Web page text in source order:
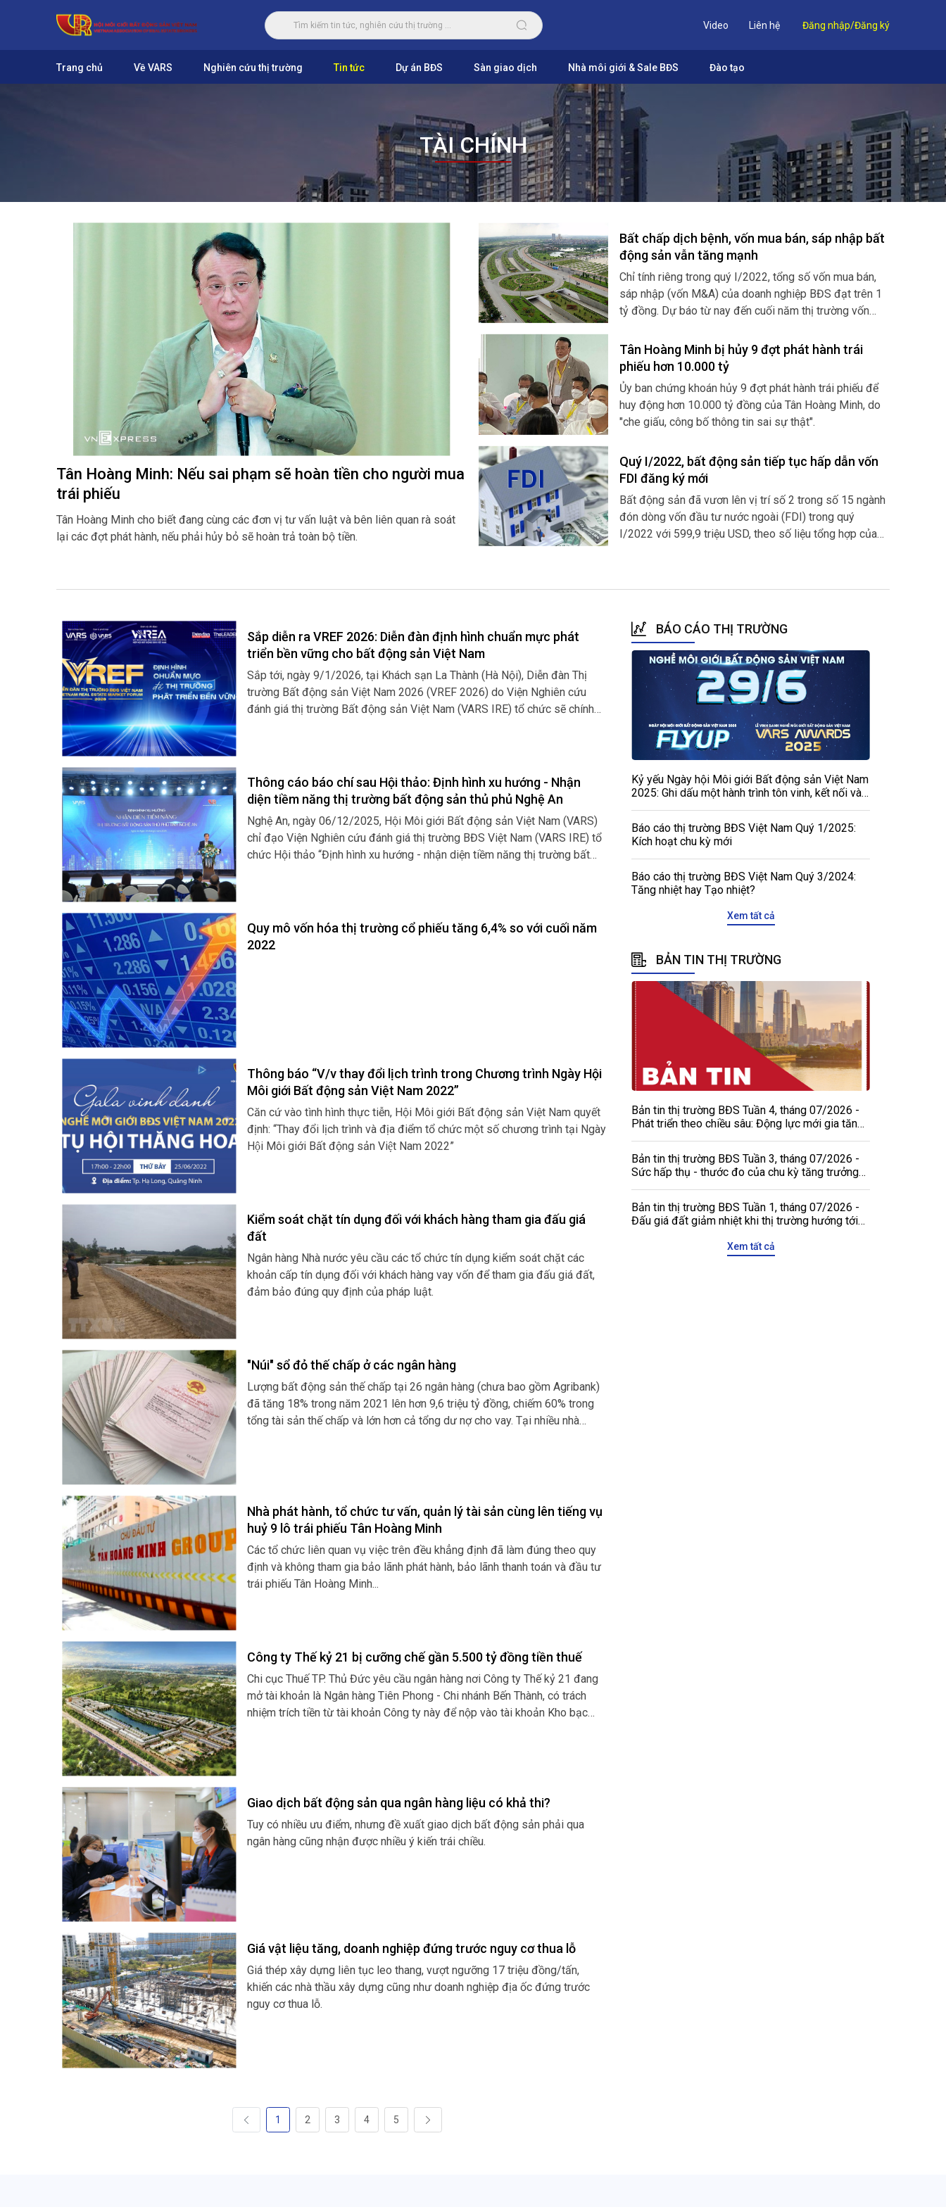
Đăng nhập/Đăng ký
Video Liên hệ
Trang chủ Về VARS Nghiên cứu thị trường Tin tức Dự án BĐS Sàn giao dịch Nhà môi giới & Sale BĐS Đào tạo
TÀI CHÍNH
Tân Hoàng Minh: Nếu sai phạm sẽ hoàn tiền cho người mua
trái phiếu
Tân Hoàng Minh cho biết đang cùng các đơn vị tư vấn luật và bên liên quan rà soát
lại các đợt phát hành, nếu phải hủy bỏ sẽ hoàn trả toàn bộ tiền.
Bất chấp dịch bệnh, vốn mua bán, sáp nhập bất
động sản vẫn tăng mạnh
Chỉ tính riêng trong quý I/2022, tổng số vốn mua bán,
sáp nhập (vốn M&A) của doanh nghiệp BĐS đạt trên 1
tỷ đồng. Dự báo từ nay đến cuối năm thị trường vốn
hơn.
Tân Hoàng Minh bị hủy 9 đợt phát hành trái
phiếu hơn 10.000 tỷ
Ủy ban chứng khoán hủy 9 đợt phát hành trái phiếu để
huy động hơn 10.000 tỷ đồng của Tân Hoàng Minh, do
"che giấu, công bố thông tin sai sự thật".
Quý I/2022, bất động sản tiếp tục hấp dẫn vốn
FDI đăng ký mới
Bất động sản đã vươn lên vị trí số 2 trong số 15 ngành
đón dòng vốn đầu tư nước ngoài (FDI) trong quý
I/2022 với 599,9 triệu USD, theo số liệu tổng hợp của
Sắp diễn ra VREF 2026: Diễn đàn định hình chuẩn mực phát
triển bền vững cho bất động sản Việt Nam
Sắp tới, ngày 9/1/2026, tại Khách sạn La Thành (Hà Nội), Diễn đàn Thị
trường Bất động sản Việt Nam 2026 (VREF 2026) do Viện Nghiên cứu
đánh giá thị trường Bất động sản Việt Nam (VARS IRE) tổ chức sẽ chính
Thông cáo báo chí sau Hội thảo: Định hình xu hướng - Nhận
diện tiềm năng thị trường bất động sản thủ phủ Nghệ An
Nghệ An, ngày 06/12/2025, Hội Môi giới Bất động sản Việt Nam (VARS)
chỉ đạo Viện Nghiên cứu đánh giá thị trường BĐS Việt Nam (VARS IRE) tổ
chức Hội thảo “Định hình xu hướng - nhận diện tiềm năng thị trường bất
Quy mô vốn hóa thị trường cổ phiếu tăng 6,4% so với cuối năm
2022
Thông báo “V/v thay đổi lịch trình trong Chương trình Ngày Hội
Môi giới Bất động sản Việt Nam 2022”
Căn cứ vào tình hình thực tiễn, Hội Môi giới Bất động sản Việt Nam quyết
định: “Thay đổi lịch trình và địa điểm tổ chức một số chương trình tại Ngày
Hội Môi giới Bất động sản Việt Nam 2022”
Kiểm soát chặt tín dụng đối với khách hàng tham gia đấu giá
đất
Ngân hàng Nhà nước yêu cầu các tổ chức tín dụng kiểm soát chặt các
khoản cấp tín dụng đối với khách hàng vay vốn để tham gia đấu giá đất,
đảm bảo đúng quy định của pháp luật.
"Núi" sổ đỏ thế chấp ở các ngân hàng
Lượng bất động sản thế chấp tại 26 ngân hàng (chưa bao gồm Agribank)
đã tăng 18% trong năm 2021 lên hơn 9,6 triệu tỷ đồng, chiếm 60% trong
tổng tài sản thế chấp và lớn hơn cả tổng dư nợ cho vay. Tại nhiều nhà
Nhà phát hành, tổ chức tư vấn, quản lý tài sản cùng lên tiếng vụ
huỷ 9 lô trái phiếu Tân Hoàng Minh
Các tổ chức liên quan vụ việc trên đều khẳng định đã làm đúng theo quy
định và không tham gia bảo lãnh phát hành, bảo lãnh thanh toán và đầu tư
trái phiếu Tân Hoàng Minh...
Công ty Thế kỷ 21 bị cưỡng chế gần 5.500 tỷ đồng tiền thuế
Chi cục Thuế TP. Thủ Đức yêu cầu ngân hàng nơi Công ty Thế kỷ 21 đang
mở tài khoản là Ngân hàng Tiên Phong - Chi nhánh Bến Thành, có trách
nhiệm trích tiền từ tài khoản Công ty này để nộp vào tài khoản Kho bạc
Giao dịch bất động sản qua ngân hàng liệu có khả thi?
Tuy có nhiều ưu điểm, nhưng đề xuất giao dịch bất động sản phải qua
ngân hàng cũng nhận được nhiều ý kiến trái chiều.
Giá vật liệu tăng, doanh nghiệp đứng trước nguy cơ thua lỗ
Giá thép xây dựng liên tục leo thang, vượt ngưỡng 17 triệu đồng/tấn,
khiến các nhà thầu xây dựng cũng như doanh nghiệp địa ốc đứng trước
nguy cơ thua lỗ.
1 2 3 4 5
BÁO CÁO THỊ TRƯỜNG
Kỷ yếu Ngày hội Môi giới Bất động sản Việt Nam
2025: Ghi dấu một hành trình tôn vinh, kết nối và
Báo cáo thị trường BĐS Việt Nam Quý 1/2025:
Kích hoạt chu kỳ mới
Báo cáo thị trường BĐS Việt Nam Quý 3/2024:
Tăng nhiệt hay Tạo nhiệt?
Xem tất cả
BẢN TIN THỊ TRƯỜNG
Bản tin thị trường BĐS Tuần 4, tháng 07/2026 -
Phát triển theo chiều sâu: Động lực mới gia tăng
Nam với các đối tác quốc tế
Bản tin thị trường BĐS Tuần 3, tháng 07/2026 -
Sức hấp thụ - thước đo của chu kỳ tăng trưởng
Bản tin thị trường BĐS Tuần 1, tháng 07/2026 -
Đấu giá đất giảm nhiệt khi thị trường hướng tới
Xem tất cả